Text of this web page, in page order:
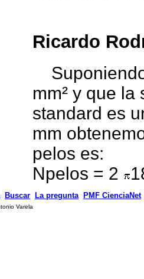
Ricardo
mm² y que
standard es
mm
pelos es:
Npelos = 2
Buscar La pregunta PMF CienciaNet
Varela